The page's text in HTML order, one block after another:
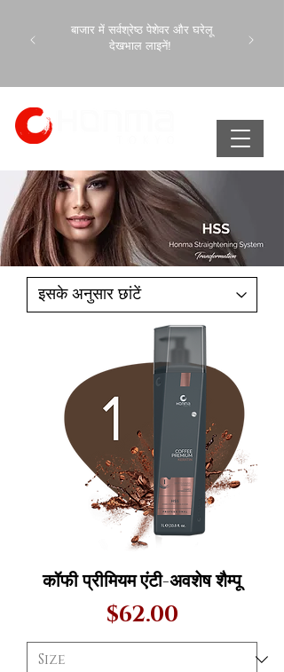
बाजार में सर्वश्रेष्ठ पेशेवर और घरेलू
देखभाल लाइनें!
कॉफी प्रीमियम एंटी-अवशेष शैम्पू
मूल्य
$62.00